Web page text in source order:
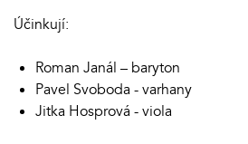
Účinkují:
Roman Janál – baryton
Pavel Svoboda - varhany
Jitka Hosprová - viola